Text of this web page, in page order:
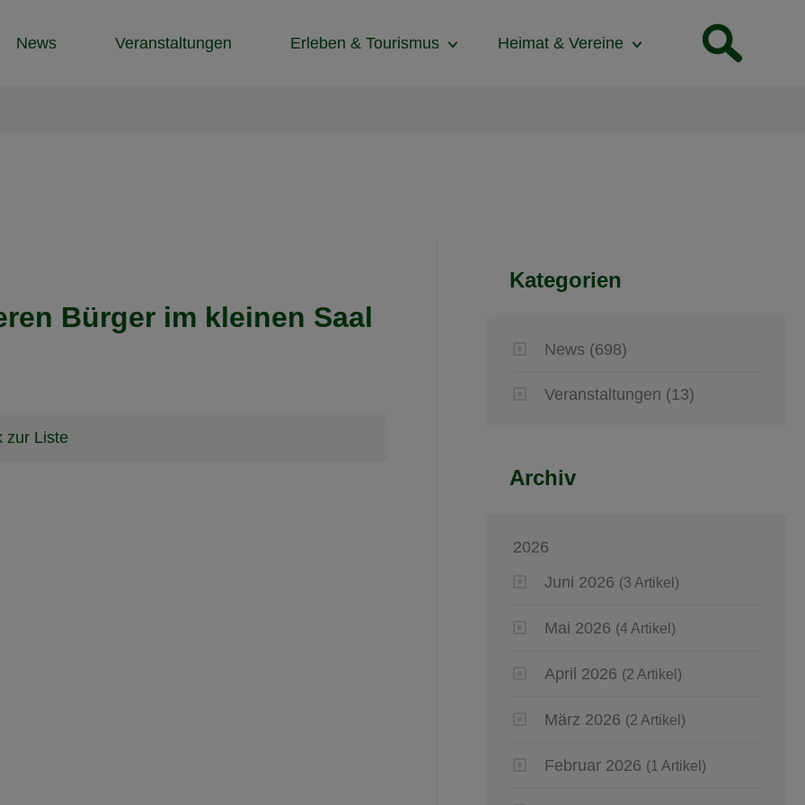
News
Veranstaltungen Erleben & Tourismus Heimat & Vereine
Bürger im kleinen Saal
zur Liste
Kategorien
News (698)
Veranstaltungen (13)
Archiv
2026
Juni 2026 (3 Artikel)
Mai 2026 (4 Artikel)
April 2026 (2 Artikel)
März 2026 (2 Artikel)
Februar 2026 (1 Artikel)